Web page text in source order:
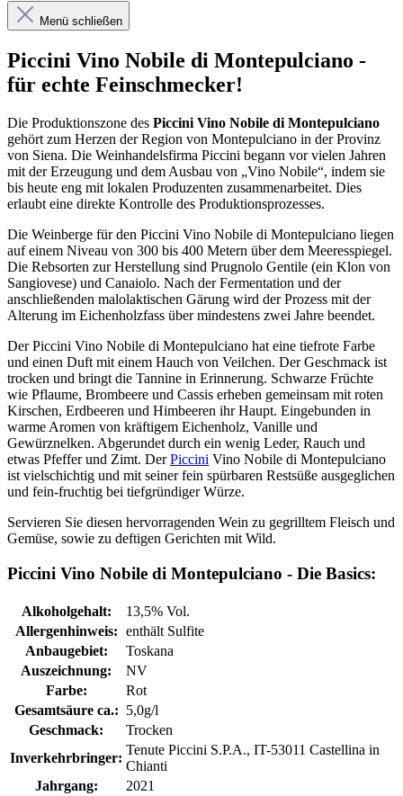
Menü schließen
Piccini Vino Nobile di Montepulciano -
für echte Feinschmecker!
Die Produktionszone des Piccini Vino Nobile di Montepulciano
gehört zum Herzen der Region von Montepulciano in der Provinz
von Siena. Die Weinhandelsfirma Piccini begann vor vielen Jahren
mit der Erzeugung und dem Ausbau von „Vino Nobile“, indem sie
bis heute eng mit lokalen Produzenten zusammenarbeitet. Dies
erlaubt eine direkte Kontrolle des Produktionsprozesses.
Die Weinberge für den Piccini Vino Nobile di Montepulciano liegen
auf einem Niveau von 300 bis 400 Metern über dem Meeresspiegel.
Die Rebsorten zur Herstellung sind Prugnolo Gentile (ein Klon von
Sangiovese) und Canaiolo. Nach der Fermentation und der
anschließenden malolaktischen Gärung wird der Prozess mit der
Alterung im Eichenholzfass über mindestens zwei Jahre beendet.
Der Piccini Vino Nobile di Montepulciano hat eine tiefrote Farbe
und einen Duft mit einem Hauch von Veilchen. Der Geschmack ist
trocken und bringt die Tannine in Erinnerung. Schwarze Früchte
wie Pflaume, Brombeere und Cassis erheben gemeinsam mit roten
Kirschen, Erdbeeren und Himbeeren ihr Haupt. Eingebunden in
warme Aromen von kräftigem Eichenholz, Vanille und
Gewürznelken. Abgerundet durch ein wenig Leder, Rauch und
etwas Pfeffer und Zimt. DerPiccini Vino Nobile di Montepulciano
ist vielschichtig und mit seiner fein spürbaren Restsüße ausgeglichen
und fein-fruchtig bei tiefgründiger Würze.
Servieren Sie diesen hervorragenden Wein zu gegrilltem Fleisch und
Gemüse, sowie zu deftigen Gerichten mit Wild.
Piccini Vino Nobile di Montepulciano - Die Basics:
Alkoholgehalt:
13,5% Vol.
Allergenhinweis: enthält Sulfite
Anbaugebiet:
Toskana
Auszeichnung:
NV
Farbe:
Rot
Gesamtsäure ca.: 5,0g/l
Geschmack:
Trocken
Inverkehrbringer:
Tenute Piccini S.P.A., IT-53011 Castellina in
Chianti
Jahrgang:
2021